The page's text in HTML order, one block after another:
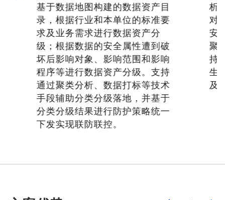
基于数据地图构建的数据资产目
录，根据行业和本单位的标准要
求及业务需求进行数据资产分
级；根据数据的安全属性遭到破
坏后影响对象、影响范围和影响
程序等进行数据资产分级。支持
通过聚类分析、数据打标等技术
手段辅助分类分级落地，并基于
分类分级结果进行防护策略统一
下发实现联防联控。
析
对
安
聚
持
生
及